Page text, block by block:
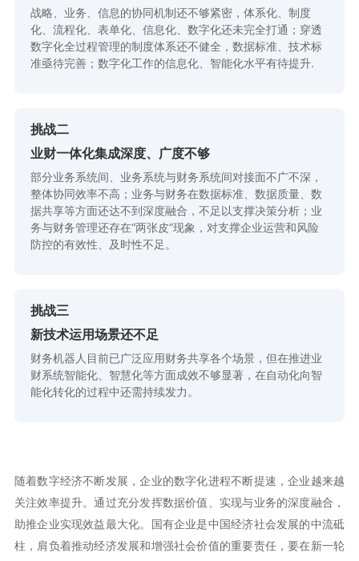
战略、业务、信息的协同机制还不够紧密，体系化、制度
化、流程化、表单化、信息化、数字化还未完全打通；穿透
数字化全过程管理的制度体系还不健全，数据标准、技术标
准亟待完善；数字化工作的信息化、智能化水平有待提升.
挑战二
业财一体化集成深度、广度不够
部分业务系统间、业务系统与财务系统间对接面不广不深，
整体协同效率不高；业务与财务在数据标准、数据质量、数
据共享等方面还达不到深度融合，不足以支撑决策分析；业
务与财务管理还存在“两张皮”现象，对支撑企业运营和风险
防控的有效性、及时性不足。
挑战三
新技术运用场景还不足
财务机器人目前已广泛应用财务共享各个场景，但在推进业
财系统智能化、智慧化等方面成效不够显著，在自动化向智
能化转化的过程中还需持续发力。
随着数字经济不断发展，企业的数字化进程不断提速，企业越来越
关注效率提升。通过充分发挥数据价值、实现与业务的深度融合，
助推企业实现效益最大化。国有企业是中国经济社会发展的中流砥
柱，肩负着推动经济发展和增强社会价值的重要责任，要在新一轮